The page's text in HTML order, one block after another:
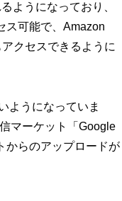
ようになっており、
ス可能で、Amazon
クセスできるように
ようになっていま
マーケット「Google
からのアップロードが